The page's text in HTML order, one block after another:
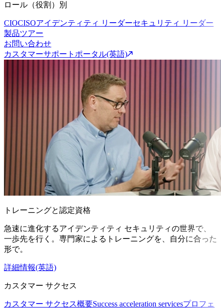
ロール（役割）別
CIOCISOアイデンティティ リーダーセキュリティ リーダー
製品ツアー
お問い合わせ
カスタマーサポートポータル(英語)
トレーニングと認定資格
急速に進化するアイデンティティ セキュリティの世界で、
一歩先を行く。専門家によるトレーニングを、自分に合った
形で。
詳細情報(英語)
カスタマー サクセス
カスタマー サクセス概要Success acceleration servicesプロフェ